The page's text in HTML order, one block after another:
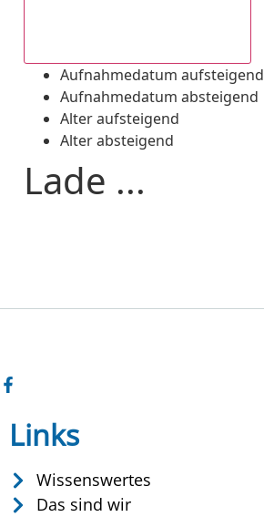
Aufnahmedatum aufsteigend
Aufnahmedatum absteigend
Alter aufsteigend
Alter absteigend
Lade ...
Links
Wissenswertes
Das sind wir